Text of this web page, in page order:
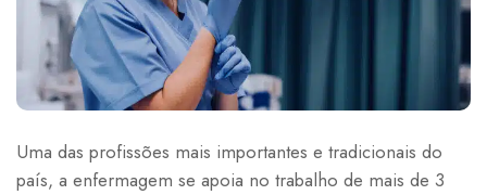
Uma das profissões mais importantes e tradicionais do
país, a enfermagem se apoia no trabalho de mais de 3